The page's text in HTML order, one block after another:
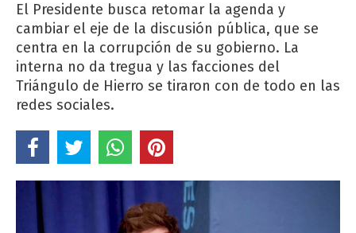
El Presidente busca retomar la agenda y
cambiar el eje de la discusión pública, que se
centra en la corrupción de su gobierno. La
interna no da tregua y las facciones del
Triángulo de Hierro se tiraron con de todo en las
redes sociales.